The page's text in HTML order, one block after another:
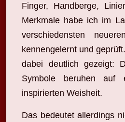
Finger, Handberge,
Merkmale habe ich im
verschiedensten
kennengelernt und
dabei deutlich gezeigt:
Symbole beruhen auf
inspirierten Weisheit.
Das bedeutet allerdings